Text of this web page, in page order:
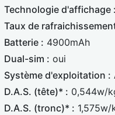
Technologie d'affichage :
Taux de
Batterie : 4900mAh
Dual-sim : oui
Système d'exploitation :
D.A.S. (tête)* : 0,544w/
D.A.S. (tronc)* : 1,575w/